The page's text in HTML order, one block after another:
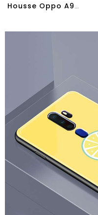
Housse Oppo A9 2020 Modèle Fleurie Fluide Doux Blanc Étui Coque Personnalité Soie Mulberry Blanche